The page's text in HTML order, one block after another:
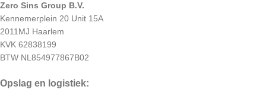
Zero Sins Group B.V.
Kennemerplein 20 Unit 15A
2011MJ Haarlem
KVK 62838199
BTW NL854977867B02
Opslag en logistiek: